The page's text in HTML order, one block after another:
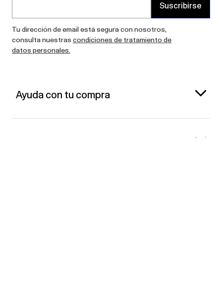
Suscribirse
Tu dirección de email está segura con nosotros,
consulta nuestras condiciones de tratamiento de
datos personales.
Ayuda con tu compra